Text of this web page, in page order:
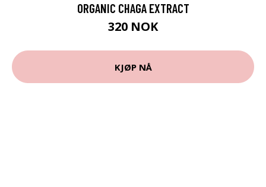
ORGANIC CHAGA EXTRACT
320 NOK
KJØP NÅ